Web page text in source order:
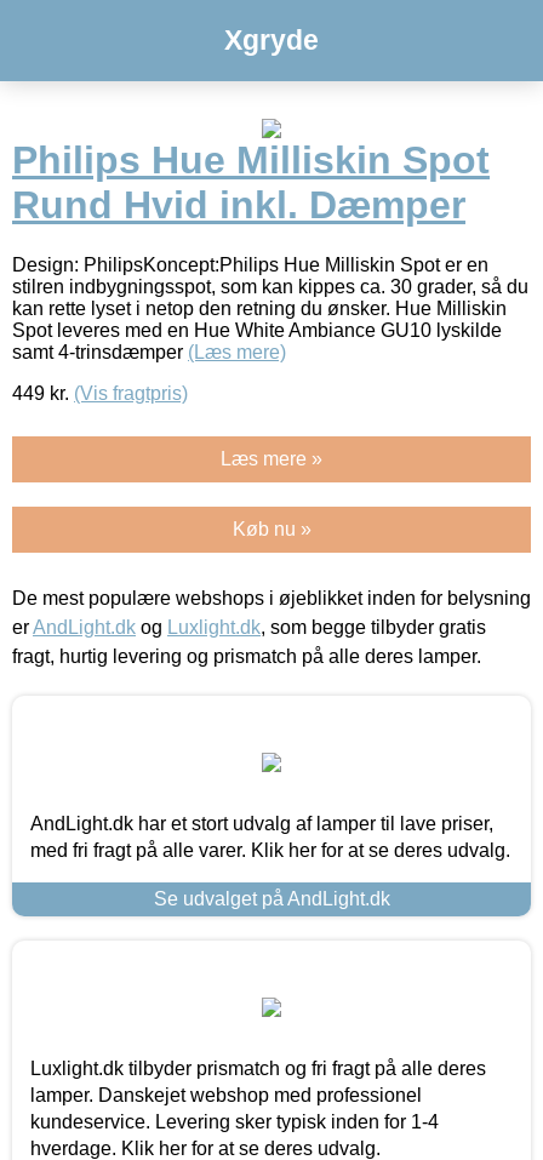
Xgryde
Philips Hue Milliskin Spot
Rund Hvid inkl. Dæmper
Design: PhilipsKoncept:Philips Hue Milliskin Spot er en
stilren indbygningsspot, som kan kippes ca. 30 grader, så du
kan rette lyset i netop den retning du ønsker. Hue Milliskin
Spot leveres med en Hue White Ambiance GU10 lyskilde
samt 4-trinsdæmper (Læs mere)
449 kr. (Vis fragtpris)
Læs mere »
Køb nu »
De mest populære webshops i øjeblikket inden for belysning
erAndLight.dk og Luxlight.dk, som begge tilbyder gratis
fragt, hurtig levering og prismatch på alle deres lamper.
AndLight.dk har et stort udvalg af lamper til lave priser,
med fri fragt på alle varer. Klik her for at se deres udvalg.
Se udvalget på AndLight.dk
Luxlight.dk tilbyder prismatch og fri fragt på alle deres
lamper. Danskejet webshop med professionel
kundeservice. Levering sker typisk inden for 1-4
hverdage. Klik her for at se deres udvalg.